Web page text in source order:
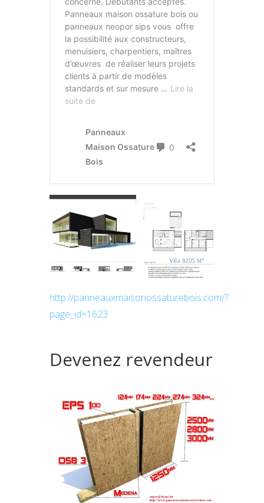
http://panneauxmaisonossaturebois.com/?
page_id=1623
Devenez revendeur